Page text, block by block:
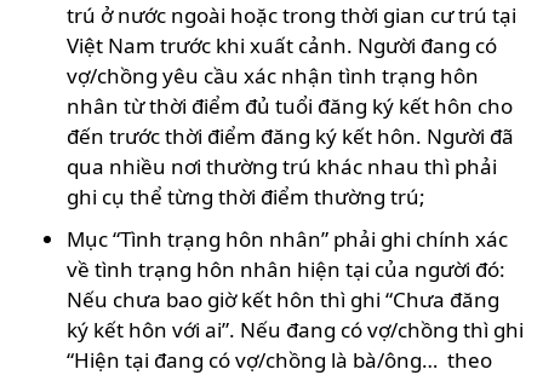
trú ở nước ngoài hoặc trong thời gian cư trú tại
Việt Nam trước khi xuất cảnh. Người đang có
vợ/chồng yêu cầu xác nhận tình trạng hôn
nhân từ thời điểm đủ tuổi đăng ký kết hôn cho
đến trước thời điểm đăng ký kết hôn. Người đã
qua nhiều nơi thường trú khác nhau thì phải
ghi cụ thể từng thời điểm thường trú;
Mục “Tình trạng hôn nhân” phải ghi chính xác
về tình trạng hôn nhân hiện tại của người đó:
Nếu chưa bao giờ kết hôn thì ghi “Chưa đăng
ký kết hôn với ai”. Nếu đang có vợ/chồng thì ghi
“Hiện tại đang có vợ/chồng là bà/ông… theo